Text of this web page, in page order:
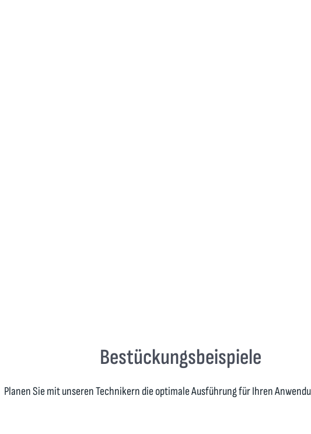
Bestückungsbeispiele
Planen Sie mit unseren Technikern die optimale Ausführung für Ihren